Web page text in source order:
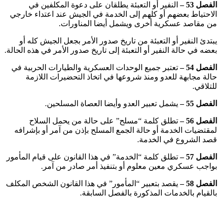
الفصل 53 –
النفير أو التعبئة يطلقان على دعوة المكلفين في
الاحتياط بعضهم أو كلهم إلى الخدمة في الجيش عند اعتداء خارجي
من مقاصد عسكرية أخرى ويشمل أيضا المناورات.
يبتدئ النفير أو التعبئة من تاريخ صدور الأمر بجعل الجيش كله أو
بعضه في حالة النفير أو التعبئة إلى تاريخ صدور الأمر في هذه الحالة.
الفصل 54 –
تعتبر جميع الوحدات العسكرية والطيارات الحربية في
حالة مجابهة للعدو ومنذ شروعها في اتخاذ التحضيرات اللازمة
للتلاقي.
الفصل 55 – يشمل تعبير العدو وأيضا العصاة المسلحين.
الفصل 56 –
تطلق كلمة “مسلح” على حالة من يحمل السلاح
لمقتضيات الخدمة أو حالة الجمع المسلح بإذن من آمر أو بإشرافه
قصد الشروع في الخدمة.
الفصل 57 –
تطلق كلمة “الخدمة” في هذا القانون على قيام المأمور
بواجب عسكري معين معلوم أو بتنفيذ أمر صادر من آمر.
الفصل 58 –
يقصد بتعبير “المأمور” في هذا القانون الشخص المكلف
بالقيام بالخدمات المذكورة بالفصل السابقة.